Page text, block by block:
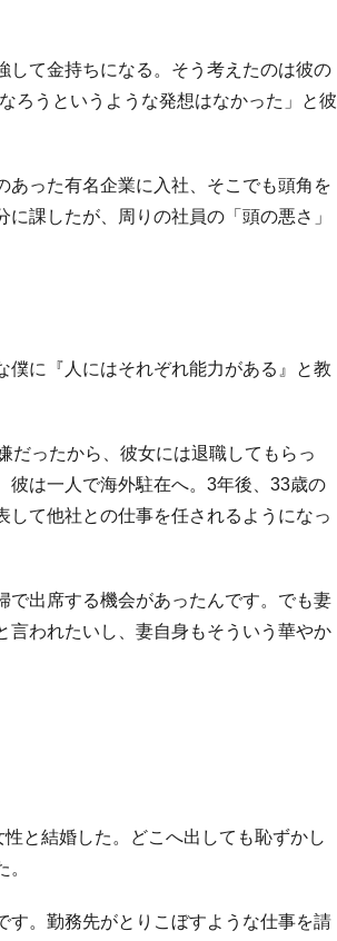
して金持ちになる。そう考えたのは彼の
ろうというような発想はなかった」と彼
あった有名企業に入社、そこでも頭角を
課したが、周りの社員の「頭の悪さ」
僕に『人にはそれぞれ能力がある』と教
だったから、彼女には退職してもらっ
彼は一人で海外駐在へ。3年後、33歳の
して他社との仕事を任されるようになっ
で出席する機会があったんです。でも妻
われたいし、妻自身もそういう華やか
と結婚した。どこへ出しても恥ずかし
す。勤務先がとりこぼすような仕事を請